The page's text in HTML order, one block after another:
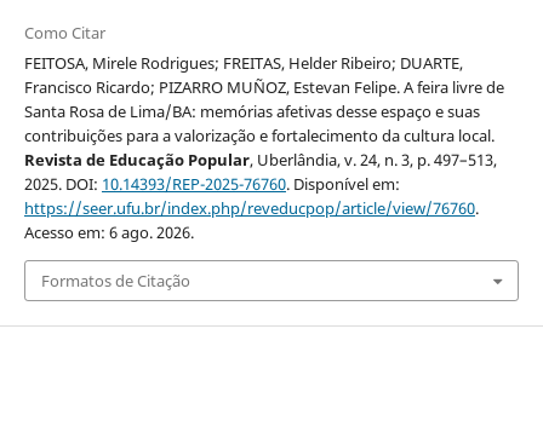
Como Citar
FEITOSA, Mirele Rodrigues; FREITAS, Helder Ribeiro; DUARTE,
Francisco Ricardo; PIZARRO MUÑOZ, Estevan Felipe. A feira livre de
Santa Rosa de Lima/BA: memórias afetivas desse espaço e suas
contribuições para a valorização e fortalecimento da cultura local.
Revista de Educação Popular, Uberlândia, v. 24, n. 3, p. 497–513,
2025. DOI: 10.14393/REP-2025-76760. Disponível em:
https://seer.ufu.br/index.php/reveducpop/article/view/76760.
Acesso em: 6 ago. 2026.
Formatos de Citação